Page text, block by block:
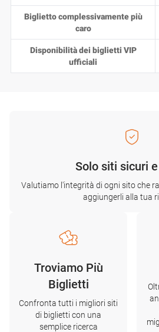
Biglietto complessivamente più
caro
Disponibilità dei biglietti VIP
ufficiali
Solo siti sicuri
Valutiamo l'integrità di ogni sito che
aggiungerli alla tua
Troviamo Più
Biglietti
Confronta tutti i migliori siti
di biglietti con una
semplice ricerca